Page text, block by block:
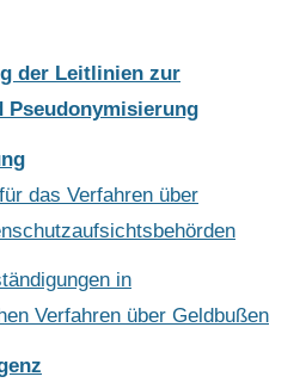
der Leitlinien zur
Pseudonymisierung
das Verfahren über
in
Verfahren über Geldbußen